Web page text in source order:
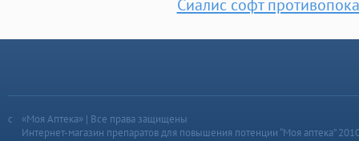
«Моя Аптека» | Все права защищены
Интернет-магазин препаратов для повышения потенции “Моя аптека”